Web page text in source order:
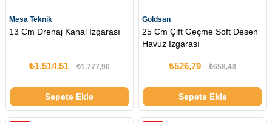
Mesa Teknik
13 Cm Drenaj Kanal Izgarası
₺1.514,51 ₺1.777,90
Sepete Ekle
Goldsan
25 Cm Çift Geçme Soft Desen
Havuz Izgarası
₺526,79 ₺658,48
Sepete Ekle